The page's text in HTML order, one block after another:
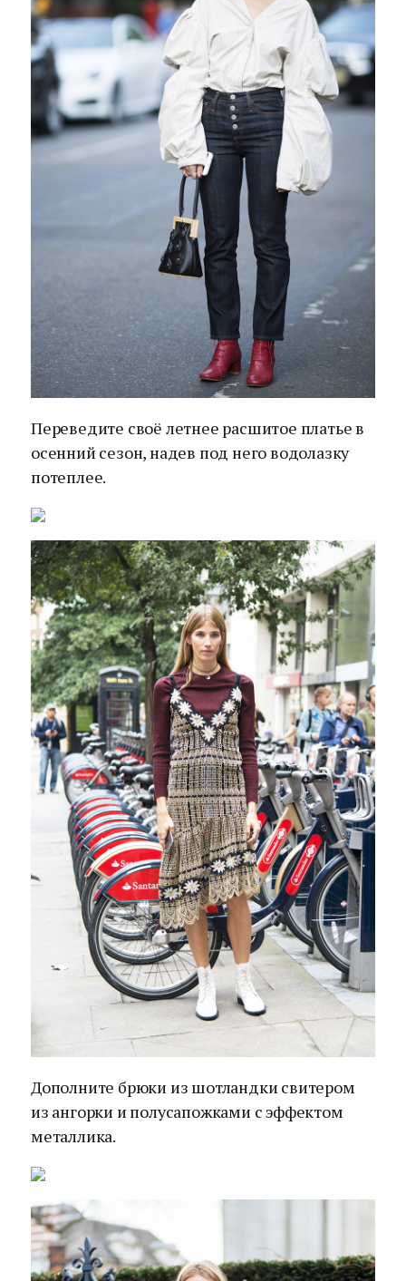
Переведите своё летнее расшитое платье в
осенний сезон, надев под него водолазку
потеплее.
Дополните брюки из шотландки свитером
из ангорки и полусапожками с эффектом
металлика.